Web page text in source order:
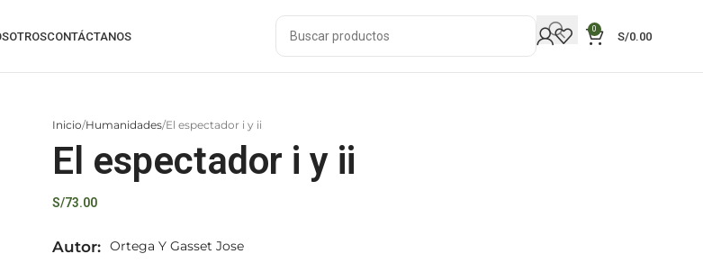
CONTÁCTANOS
0
S/0.00
Inicio Humanidades El espectador i y ii
El espectador i y ii
S/73.00
Autor: Ortega Y Gasset Jose